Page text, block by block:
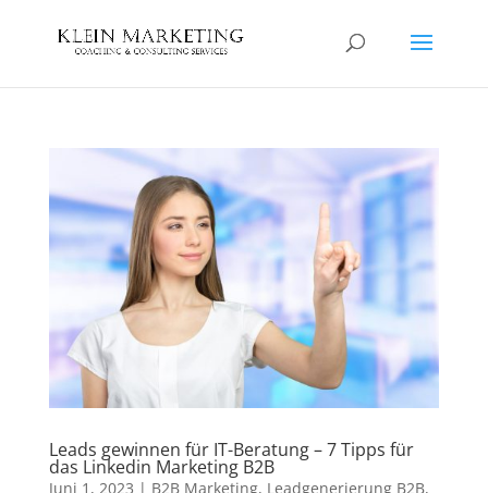
Leads gewinnen für IT-Beratung – 7 Tipps für
das Linkedin Marketing B2B
Juni 1, 2023 | B2B Marketing, Leadgenerierung B2B,